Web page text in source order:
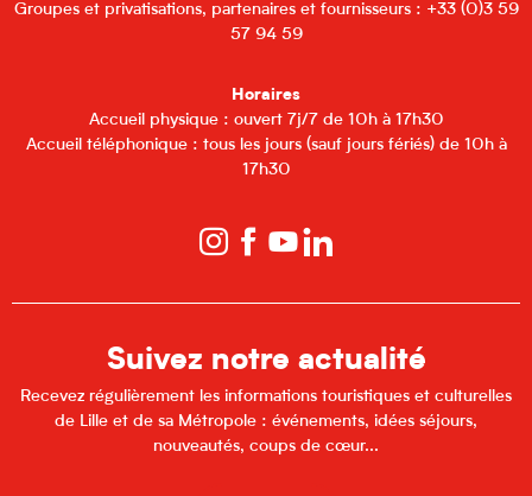
Groupes et privatisations, partenaires et fournisseurs : +33 (0)3 59
57 94 59
Horaires
Accueil physique : ouvert 7j/7 de 10h à 17h30
Accueil téléphonique : tous les jours (sauf jours fériés) de 10h à
17h30
Suivez notre actualité
Recevez régulièrement les informations touristiques et culturelles
de Lille et de sa Métropole : événements, idées séjours,
nouveautés, coups de cœur...